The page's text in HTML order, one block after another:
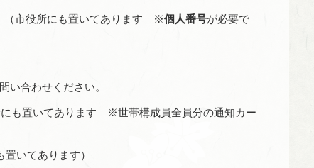
（市役所にも置いてあります ※個人番号が必要で
い合わせください。
にも置いてあります ※世帯構成員全員分の通知カー
置いてあります）